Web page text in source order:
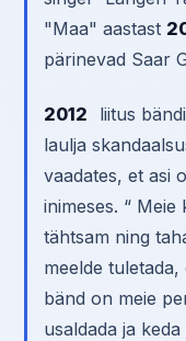
"Maa" aastast
pärinevad Saar
2012
liitus
laulja
vaadates, et asi
inimeses. “
tähtsam ning
meelde
bänd on meie
usaldada ja